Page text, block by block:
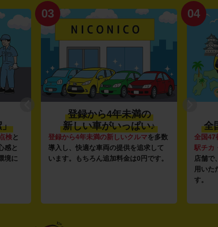
」
検と
感と
境に
03
登録から4年未満の
新しい車がいっぱい♪
登録から4年未満の新しいクルマを多数
導入し、快適な車両の提供を追求して
います。もちろん追加料金は0円です。
04
全
全国47
駅チカ
店舗で
用いた
す。